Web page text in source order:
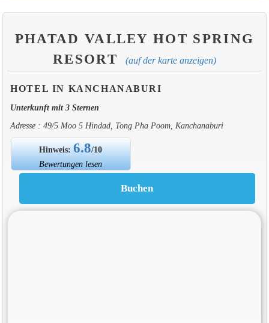
PHATAD VALLEY HOT SPRING
RESORT
(auf der karte anzeigen)
HOTEL IN KANCHANABURI
Unterkunft mit 3 Sternen
Adresse : 49/5 Moo 5 Hindad, Tong Pha Poom, Kanchanaburi
Hinweis:6.8/10
Bewertungen lesen